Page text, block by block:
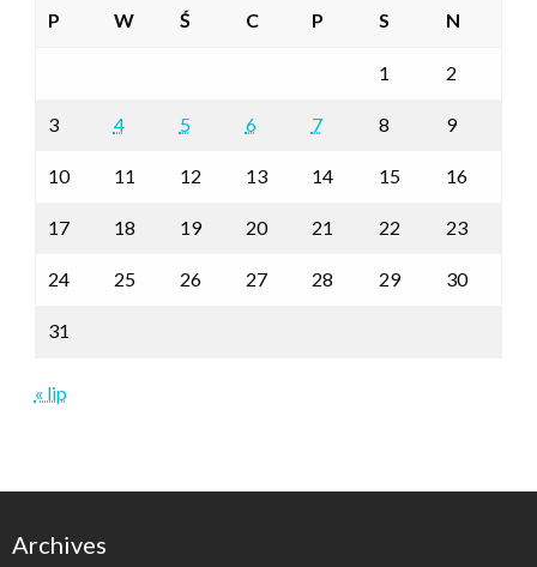
P W Ś C P S N
1 2
3 4 5 6 7 8 9
10 11 12 13 14 15 16
17 18 19 20 21 22 23
24 25 26 27 28 29 30
31
« lip
Archives